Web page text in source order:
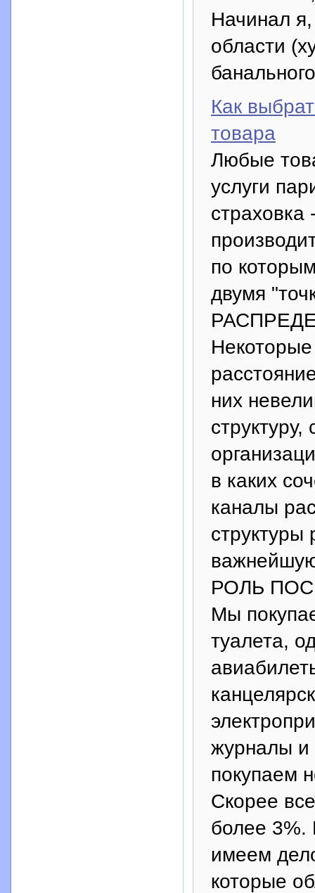
Начинал
области
Как
товара
Любые
услуги
по
двумя
них
в каких
каналы
структуры
РОЛЬ
Мы
туалета,
журналы и
покупаем
Скорее
более 3%.
имеем
которые